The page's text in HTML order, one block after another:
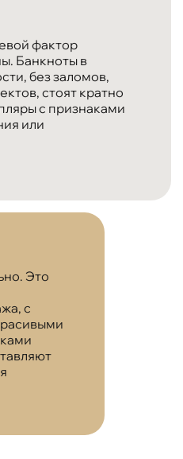
фактор
Банкноты в
без заломов,
стоят кратно
с признаками
или
Это
с